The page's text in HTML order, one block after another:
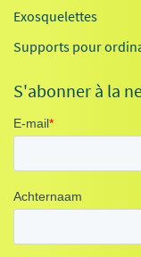
Exosquelettes
Supports pour
S'abonner à la